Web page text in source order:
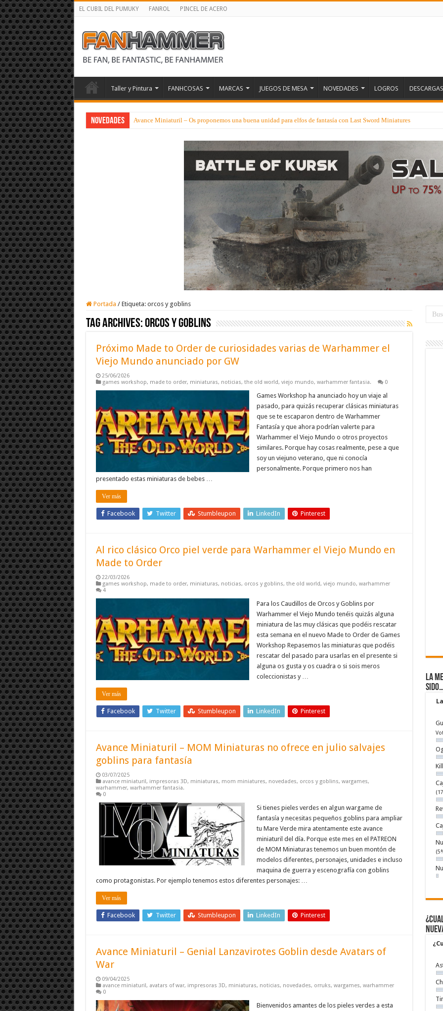
EL CUBIL DEL PUMUKY FANROL PINCEL DE ACERO
Taller y Pintura FANHCOSAS MARCAS JUEGOS DE MESA NOVEDADES LOGROS DESCARGAS
NOVEDADES Avance Miniaturil – Os proponemos una buena unidad para elfos de fantasía con Last Sword Miniatures
Portada / Etiqueta: orcos y goblins
Tag Archives:orcos y goblins
Próximo Made to Order de curiosidades varias de Warhammer el
Viejo Mundo anunciado por GW
25/06/2026
games workshop, made to order, miniaturas, noticias, the old world, viejo mundo, warhammer fantasia. 0
Games Workshop ha anunciado hoy un viaje al
pasado, para quizás recuperar clásicas miniaturas
que se te escaparon dentro de Warhammer
Fantasía y que ahora podrían valerte para
Warhammer el Viejo Mundo o otros proyectos
similares. Porque hay cosas realmente, pese a que
soy un viejuno veterano, que ni conocía
personalmente. Porque primero nos han
presentado estas miniaturas de bebes …
Ver más
Facebook Twitter Stumbleupon LinkedIn Pinterest
Al rico clásico Orco piel verde para Warhammer el Viejo Mundo en
Made to Order
22/03/2026
games workshop, made to order, miniaturas, noticias, orcos y goblins, the old world, viejo mundo, warhammer
4
Para los Caudillos de Orcos y Goblins por
Warhammer el Viejo Mundo tenéis quizás alguna
miniatura de las muy clásicas que podéis rescatar
esta semana en el nuevo Made to Order de Games
Workshop Repasemos las miniaturas que podéis
rescatar del pasado para usarlas en el presente si
alguna os gusta y os cuadra o si sois meros
coleccionistas y …
Ver más
Facebook Twitter Stumbleupon LinkedIn Pinterest
Avance Miniaturil – MOM Miniaturas no ofrece en julio salvajes
goblins para fantasía
03/07/2025
avance miniaturil, impresoras 3D, miniaturas, mom miniatures, novedades, orcos y goblins, wargames,
warhammer, warhammer fantasia.
0
Si tienes pieles verdes en algun wargame de
fantasía y necesitas pequeños goblins para ampliar
tu Mare Verde mira atentamente este avance
miniaturil del día. Porque este mes en el PATREON
de MOM Miniaturas tenemos un buen montón de
modelos diferentes, personajes, unidades e incluso
maquina de guerra y escenografía con goblins
como protagonistas. Por ejemplo tenemos estos diferentes personajes: …
Ver más
Facebook Twitter Stumbleupon LinkedIn Pinterest
Avance Miniaturil – Genial Lanzavirotes Goblin desde Avatars of
War
09/04/2025
avance miniaturil, avatars of war, impresoras 3D, miniaturas, noticias, novedades, orruks, wargames, warhammer
0
Bienvenidos amantes de los pieles verdes a esta
La
sido…